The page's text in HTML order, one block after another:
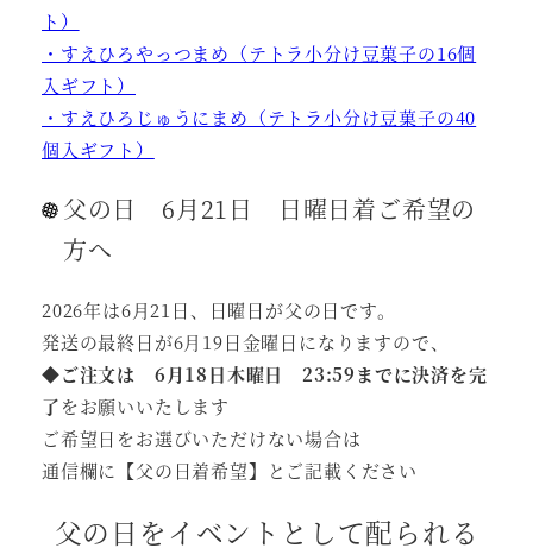
ト）
・すえひろやっつまめ（テトラ小分け豆菓子の16個
入ギフト）
・すえひろじゅうにまめ（テトラ小分け豆菓子の40
個入ギフト）
父の日 6月21日 日曜日着ご希望の
方へ
2026年は6月21日、日曜日が父の日です。
発送の最終日が6月19日金曜日になりますので、
◆ご注文は 6月18日木曜日 23:59までに決済を完
了をお願いいたします
ご希望日をお選びいただけない場合は
通信欄に【父の日着希望】とご記載ください
父の日をイベントとして配られる